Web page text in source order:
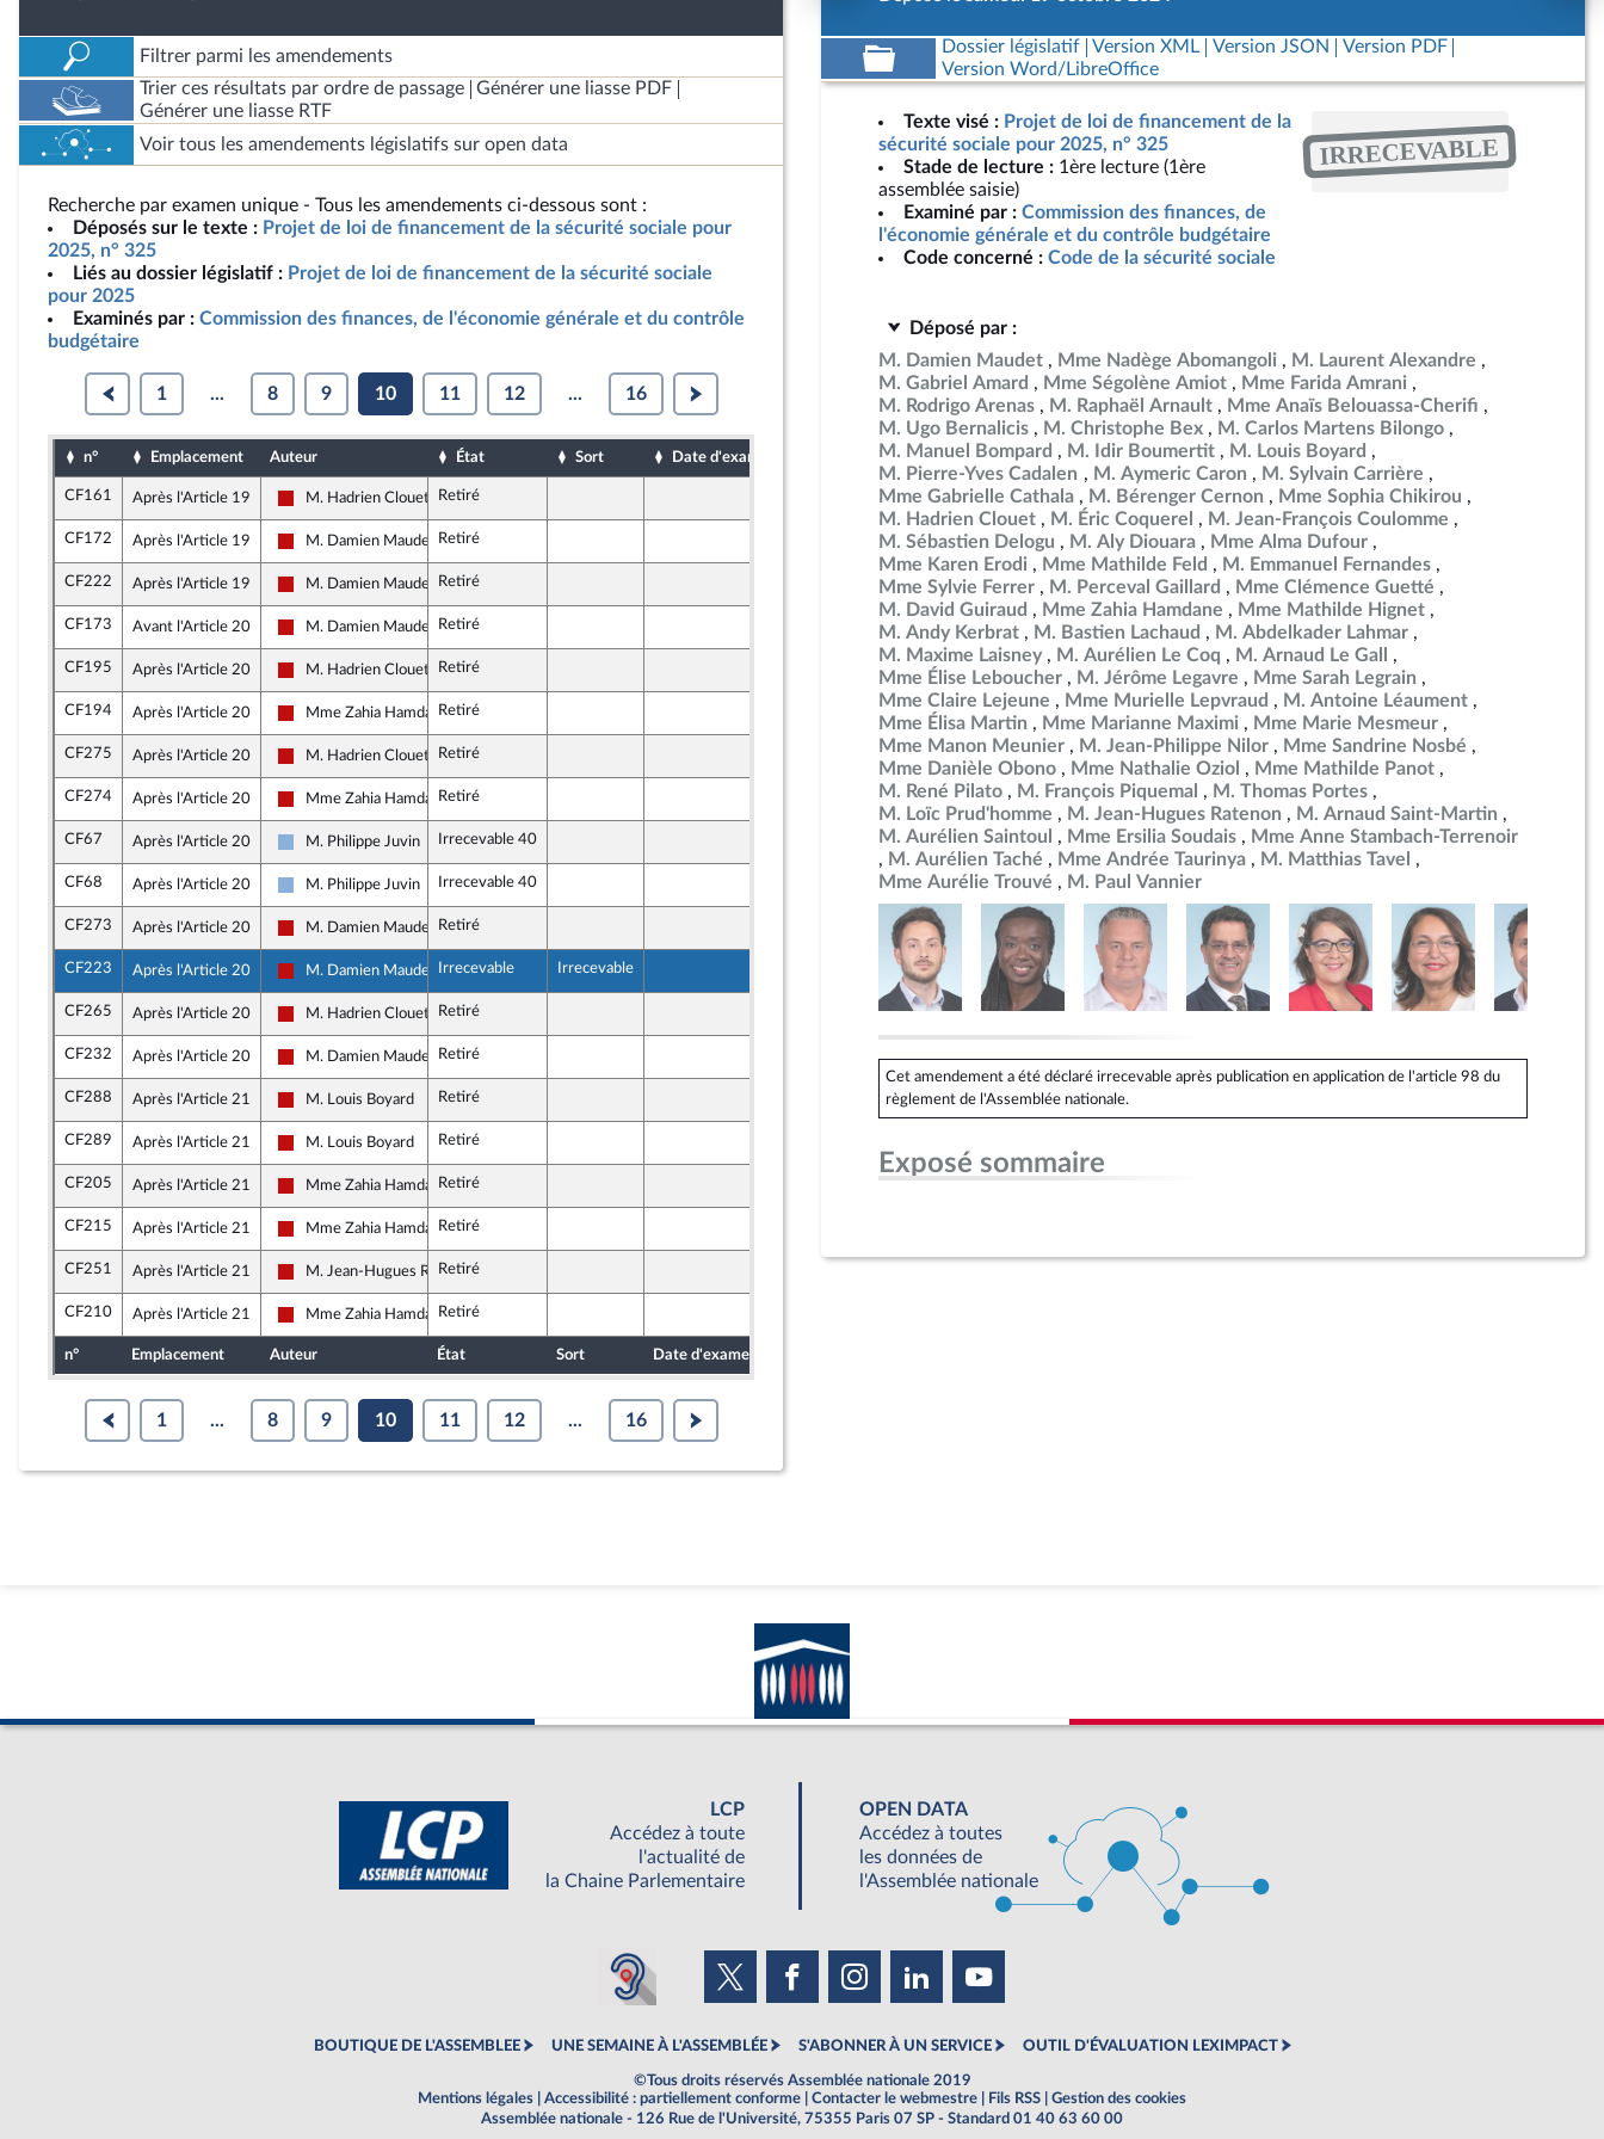
Filtrer parmi les amendements
Trier ces résultats par ordre de passage
Générer une liasse PDF
Générer une liasse RTF
Voir tous les amendements législatifs sur open data
Recherche par examen unique - Tous les amendements ci-dessous sont :
Déposés sur le texte : Projet de loi de financement de la sécurité sociale pour
2025, n° 325
Liés au dossier législatif : Projet de loi de financement de la sécurité sociale
pour 2025
Examinés par : Commission des finances, de l'économie générale et du contrôle
budgétaire
1 ... 8 9 10 11 12 ... 16
n° Emplacement Auteur État Sort Date d'examen Date de dépôt
CF161 Après l'Article 19
La France insoumise - Nouveau Front Populaire
M. Hadrien Clouet Retiré 18 octobre 2024
CF172 Après l'Article 19
La France insoumise - Nouveau Front Populaire
M. Damien Maudet Retiré 18 octobre 2024
CF222 Après l'Article 19
La France insoumise - Nouveau Front Populaire
M. Damien Maudet Retiré 19 octobre 2024
CF173 Avant l'Article 20
La France insoumise - Nouveau Front Populaire
M. Damien Maudet Retiré 18 octobre 2024
CF195 Après l'Article 20
La France insoumise - Nouveau Front Populaire
M. Hadrien Clouet Retiré 18 octobre 2024
CF194 Après l'Article 20
La France insoumise - Nouveau Front Populaire
Mme Zahia HamdaneRetiré 18 octobre 2024
CF275 Après l'Article 20
La France insoumise - Nouveau Front Populaire
M. Hadrien Clouet Retiré 19 octobre 2024
CF274 Après l'Article 20
La France insoumise - Nouveau Front Populaire
Mme Zahia HamdaneRetiré 19 octobre 2024
CF67 Après l'Article 20
Droite Républicaine
M. Philippe Juvin Irrecevable 40 18 octobre 2024
CF68 Après l'Article 20
Droite Républicaine
M. Philippe Juvin Irrecevable 40 18 octobre 2024
CF273 Après l'Article 20
La France insoumise - Nouveau Front Populaire
M. Damien Maudet Retiré 19 octobre 2024
CF223 Après l'Article 20
La France insoumise - Nouveau Front Populaire
M. Damien Maudet Irrecevable Irrecevable 19 octobre 2024
CF265 Après l'Article 20
La France insoumise - Nouveau Front Populaire
M. Hadrien Clouet Retiré 19 octobre 2024
CF232 Après l'Article 20
La France insoumise - Nouveau Front Populaire
M. Damien Maudet Retiré
CF288 Après l'Article 21
La France insoumise - Nouveau Front Populaire
M. Louis Boyard Retiré 19 octobre 2024
CF289 Après l'Article 21
La France insoumise - Nouveau Front Populaire
M. Louis Boyard Retiré
CF205 Après l'Article 21
La France insoumise - Nouveau Front Populaire
Mme Zahia HamdaneRetiré 19 octobre 2024
CF215 Après l'Article 21
La France insoumise - Nouveau Front Populaire
Mme Zahia HamdaneRetiré
CF251 Après l'Article 21
La France insoumise - Nouveau Front Populaire
M. Jean-Hugues Ratenon
Retiré
CF210 Après l'Article 21
La France insoumise - Nouveau Front Populaire
Mme Zahia HamdaneRetiré
n° Emplacement Auteur État Sort Date d'examen
1 ... 8 9 10 11 12 ... 16
Dossier législatif Version XML Version JSON
Version PDF
Version Word/LibreOffice
Texte visé : Projet de loi de financement de la
sécurité sociale pour 2025, n° 325
Stade de lecture : 1ère lecture (1ère
assemblée saisie)
Examiné par : Commission des finances, de
l'économie générale et du contrôle budgétaire
Code concerné : Code de la sécurité sociale
IRRECEVABLE
Déposé par :
M. Damien Maudet
Mme Nadège Abomangoli
M. Laurent Alexandre
M. Gabriel Amard
Mme Ségolène Amiot
Mme Farida Amrani
M. Rodrigo Arenas
M. Raphaël Arnault
Mme Anaïs Belouassa-Cherifi
M. Ugo Bernalicis
M. Christophe Bex
M. Carlos Martens Bilongo
M. Manuel Bompard
M. Idir Boumertit
M. Louis Boyard
M. Pierre-Yves Cadalen
M. Aymeric Caron
M. Sylvain Carrière
Mme Gabrielle Cathala
M. Bérenger Cernon
Mme Sophia Chikirou
M. Hadrien Clouet
M. Éric Coquerel
M. Jean-François Coulomme
M. Sébastien Delogu
M. Aly Diouara
Mme Alma Dufour
Mme Karen Erodi
Mme Mathilde Feld
M. Emmanuel Fernandes
Mme Sylvie Ferrer
M. Perceval Gaillard
Mme Clémence Guetté
M. David Guiraud
Mme Zahia Hamdane
Mme Mathilde Hignet
M. Andy Kerbrat
M. Bastien Lachaud
M. Abdelkader Lahmar
M. Maxime Laisney
M. Aurélien Le Coq
M. Arnaud Le Gall
Mme Élise Leboucher
M. Jérôme Legavre
Mme Sarah Legrain
Mme Claire Lejeune
Mme Murielle Lepvraud
M. Antoine Léaument
Mme Élisa Martin
Mme Marianne Maximi
Mme Marie Mesmeur
Mme Manon Meunier
M. Jean-Philippe Nilor
Mme Sandrine Nosbé
Mme Danièle Obono
Mme Nathalie Oziol
Mme Mathilde Panot
M. René Pilato
M. François Piquemal
M. Thomas Portes
M. Loïc Prud'homme
M. Jean-Hugues Ratenon
M. Arnaud Saint-Martin
M. Aurélien Saintoul
Mme Ersilia Soudais
Mme Anne Stambach-Terrenoir
M. Aurélien Taché
Mme Andrée Taurinya
M. Matthias Tavel
Mme Aurélie Trouvé
M. Paul Vannier
Cet amendement a été déclaré irrecevable après publication en application de l'article 98 du
règlement de l'Assemblée nationale.
Exposé sommaire
LCP
Accédez à toute
l'actualité de
la Chaine Parlementaire
OPEN DATA
Accédez à toutes
les données de
l'Assemblée nationale
BOUTIQUE DE L'ASSEMBLEE UNE SEMAINE À L'ASSEMBLÉE S'ABONNER À UN SERVICE OUTIL D'ÉVALUATION LEXIMPACT
©Tous droits réservés Assemblée nationale 2019
Mentions légales
Accessibilité : partiellement conforme Contacter le webmestre Fils RSS
Gestion des cookies
Assemblée nationale - 126 Rue de l'Université, 75355 Paris 07 SP - Standard 01 40 63 60 00